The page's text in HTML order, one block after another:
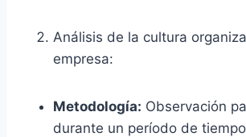
Análisis de la cultura
empresa:
Metodología: Observación
durante un período de